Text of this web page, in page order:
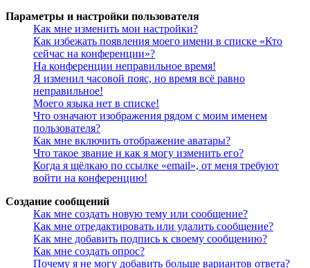
Параметры и настройки пользователя
Как мне изменить мои настройки?
Как избежать появления моего имени в списке «Кто
сейчас на конференции»?
На конференции неправильное время!
Я изменил часовой пояс, но время всё равно
неправильное!
Моего языка нет в списке!
Что означают изображения рядом с моим именем
пользователя?
Как мне включить отображение аватары?
Что такое звание и как я могу изменить его?
Когда я щёлкаю по ссылке «email», от меня требуют
войти на конференцию!
Создание сообщений
Как мне создать новую тему или сообщение?
Как мне отредактировать или удалить сообщение?
Как мне добавить подпись к своему сообщению?
Как мне создать опрос?
Почему я не могу добавить больше вариантов ответа?